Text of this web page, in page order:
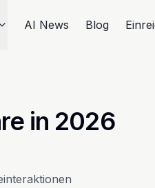
AI News Blog
in 2026